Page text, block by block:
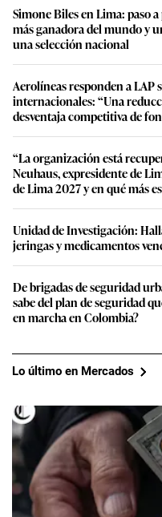
Simone Biles en Lima: paso
más ganadora del mundo y
una selección nacional
Aerolíneas responden a LAP
internacionales: “Una
desventaja competitiva de
“La organización está
Neuhaus, expresidente de
de Lima 2027 y en qué más
Unidad de Investigación:
jeringas y medicamentos
De brigadas de seguridad
sabe del plan de seguridad
en marcha en Colombia?
Lo último en Mercados